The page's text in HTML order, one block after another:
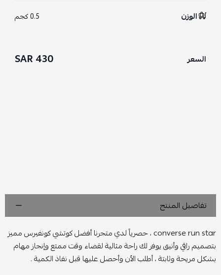
الوزن 0.5 كجم
السعر 430 SAR
تفاصيل المنتج
converse run star ، حصرياً لدي متجرنا أفضل كوتشي كونفيرس مميز
بتصميم راقي وأنيق يوفر لك راحة مثالية لقضاء وقت ممتع وإنجاز مهام
بشكل مريحة وثابتة ، أطلب الأن وأحصل عليها قبل نفاذ الكمية .